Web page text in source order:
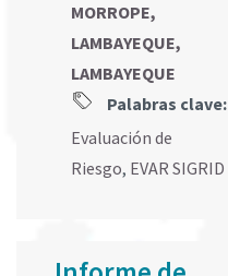
MORROPE,
LAMBAYEQUE,
LAMBAYEQUE
Palabras clave:
Evaluación de
Riesgo, EVAR SIGRID